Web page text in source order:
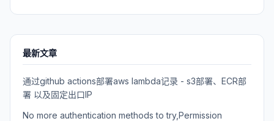
最新文章
通过github actions部署aws lambda记录 - s3部署、ECR部
署 以及固定出口IP
No more authentication methods to try,Permission